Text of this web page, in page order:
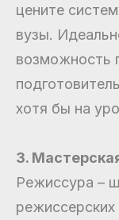
цените
вузы.
возможность
хотя бы на
3.
Режиссура –